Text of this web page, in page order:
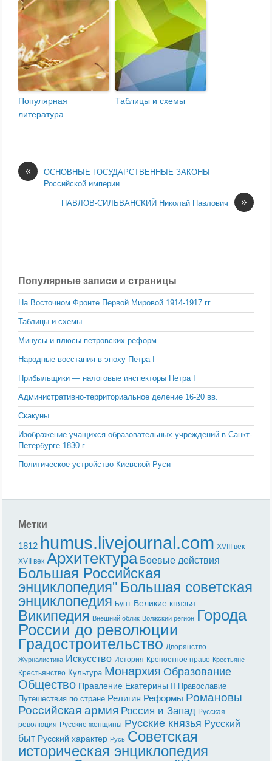
Популярная
литература
Таблицы и схемы
«
ОСНОВНЫЕ ГОСУДАРСТВЕННЫЕ ЗАКОНЫ
Российской империи
»
ПАВЛОВ-СИЛЬВАНСКИЙ Николай Павлович
Популярные записи и страницы
На Восточном Фронте Первой Мировой 1914-1917 гг.
Таблицы и схемы
Минусы и плюсы петровских реформ
Народные восстания в эпоху Петра I
Прибыльщики — налоговые инспекторы Петра I
Административно-территориальное деление 16-20 вв.
Скакуны
Изображение учащихся образовательных учреждений в Санкт-
Петербурге 1830 г.
Политическое устройство Киевской Руси
Метки
1812 humus.livejournal.com XVIII век
XVII век Архитектура Боевые действия
Большая Российская
энциклопедия" Большая советская
энциклопедия Бунт Великие князья
Википедия Внешний облик Волжский регион Города
России до революции
Градостроительство Дворянство
Журналистика Искусство История Крепостное право Крестьяне
Крестьянство Культура Монархия Образование
Общество Правление Екатерины II Православие
Путешествия по стране Религия Реформы Романовы
Российская армия Россия и Запад Русская
революция Русские женщины Русские князья Русский
быт Русский характер Русь Советская
историческая энциклопедия